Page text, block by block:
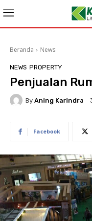
Beranda News
NEWS PROPERTY
Penjualan
By Aning Karindra
Facebook